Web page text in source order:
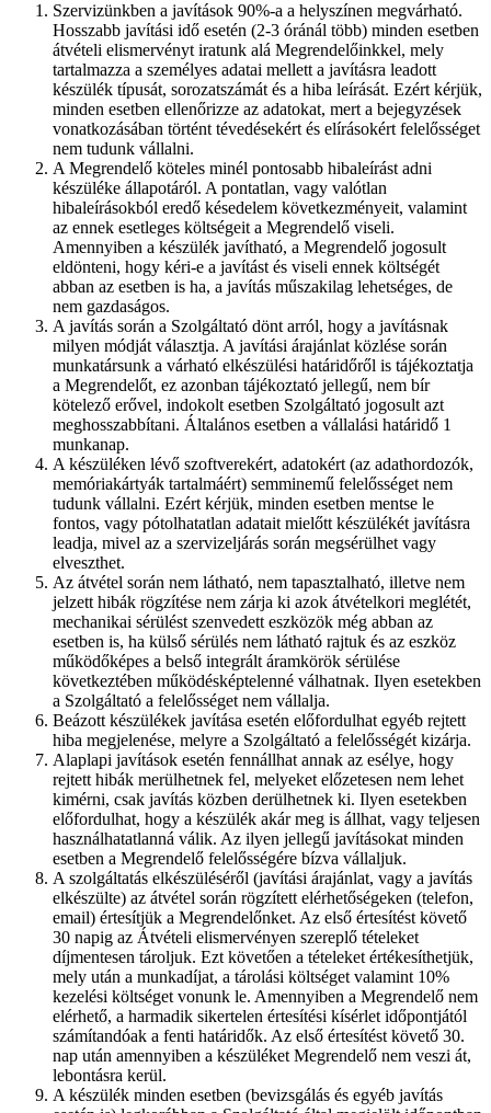
Szervizünkben a javítások 90%-a a helyszínen megvárható.
Hosszabb javítási idő esetén (2-3 óránál több) minden esetben
átvételi elismervényt iratunk alá Megrendelőinkkel, mely
tartalmazza a személyes adatai mellett a javításra leadott
készülék típusát, sorozatszámát és a hiba leírását. Ezért kérjük,
minden esetben ellenőrizze az adatokat, mert a bejegyzések
vonatkozásában történt tévedésekért és elírásokért felelősséget
nem tudunk vállalni.
A Megrendelő köteles minél pontosabb hibaleírást adni
készüléke állapotáról. A pontatlan, vagy valótlan
hibaleírásokból eredő késedelem következményeit, valamint
az ennek esetleges költségeit a Megrendelő viseli.
Amennyiben a készülék javítható, a Megrendelő jogosult
eldönteni, hogy kéri-e a javítást és viseli ennek költségét
abban az esetben is ha, a javítás műszakilag lehetséges, de
nem gazdaságos.
A javítás során a Szolgáltató dönt arról, hogy a javításnak
milyen módját választja. A javítási árajánlat közlése során
munkatársunk a várható elkészülési határidőről is tájékoztatja
a Megrendelőt, ez azonban tájékoztató jellegű, nem bír
kötelező erővel, indokolt esetben Szolgáltató jogosult azt
meghosszabbítani. Általános esetben a vállalási határidő 1
munkanap.
A készüléken lévő szoftverekért, adatokért (az adathordozók,
memóriakártyák tartalmáért) semminemű felelősséget nem
tudunk vállalni. Ezért kérjük, minden esetben mentse le
fontos, vagy pótolhatatlan adatait mielőtt készülékét javításra
leadja, mivel az a szervizeljárás során megsérülhet vagy
elveszthet.
Az átvétel során nem látható, nem tapasztalható, illetve nem
jelzett hibák rögzítése nem zárja ki azok átvételkori meglétét,
mechanikai sérülést szenvedett eszközök még abban az
esetben is, ha külső sérülés nem látható rajtuk és az eszköz
működőképes a belső integrált áramkörök sérülése
következtében működésképtelenné válhatnak. Ilyen esetekben
a Szolgáltató a felelősséget nem vállalja.
Beázott készülékek javítása esetén előfordulhat egyéb rejtett
hiba megjelenése, melyre a Szolgáltató a felelősségét kizárja.
Alaplapi javítások esetén fennállhat annak az esélye, hogy
rejtett hibák merülhetnek fel, melyeket előzetesen nem lehet
kimérni, csak javítás közben derülhetnek ki. Ilyen esetekben
előfordulhat, hogy a készülék akár meg is állhat, vagy teljesen
használhatatlanná válik. Az ilyen jellegű javításokat minden
esetben a Megrendelő felelősségére bízva vállaljuk.
A szolgáltatás elkészüléséről (javítási árajánlat, vagy a javítás
elkészülte) az átvétel során rögzített elérhetőségeken (telefon,
email) értesítjük a Megrendelőnket. Az első értesítést követő
30 napig az Átvételi elismervényen szereplő tételeket
díjmentesen tároljuk. Ezt követően a tételeket értékesíthetjük,
mely után a munkadíjat, a tárolási költséget valamint 10%
kezelési költséget vonunk le. Amennyiben a Megrendelő nem
elérhető, a harmadik sikertelen értesítési kísérlet időpontjától
számítandóak a fenti határidők. Az első értesítést követő 30.
nap után amennyiben a készüléket Megrendelő nem veszi át,
lebontásra kerül.
A készülék minden esetben (bevizsgálás és egyéb javítás